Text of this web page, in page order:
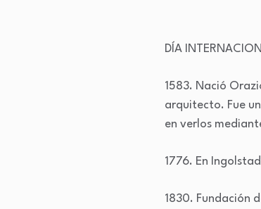
DÍA
1583. Nació
arquitecto. Fue
en verlos
1776. En
1830. Fundación